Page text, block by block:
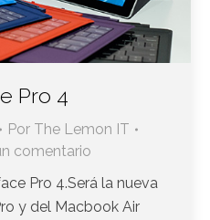
Pro 4
Por The Lemon IT
comentario
Pro 4.Será la nueva
y del Macbook Air